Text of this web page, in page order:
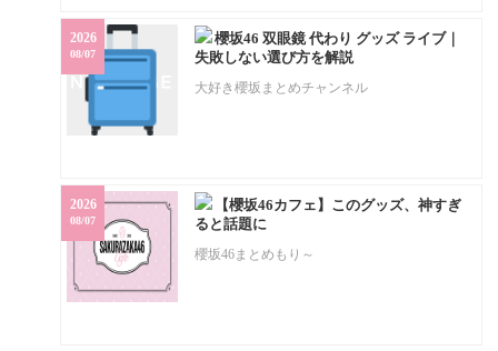
櫻坂46 双眼鏡 代わり グッズ ライブ｜
失敗しない選び方を解説
大好き櫻坂まとめチャンネル
2026
08/07
【櫻坂46カフェ】このグッズ、神すぎ
ると話題に
櫻坂46まとめもり～
2026
08/07